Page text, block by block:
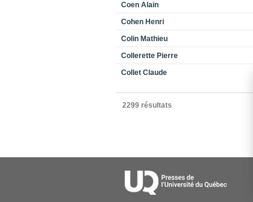
Coen Alain
Cohen Henri
Colin Mathieu
Collerette Pierre
Collet Claude
2299 résultats